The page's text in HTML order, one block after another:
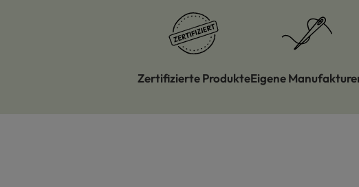
Zertifizierte ProdukteEigene